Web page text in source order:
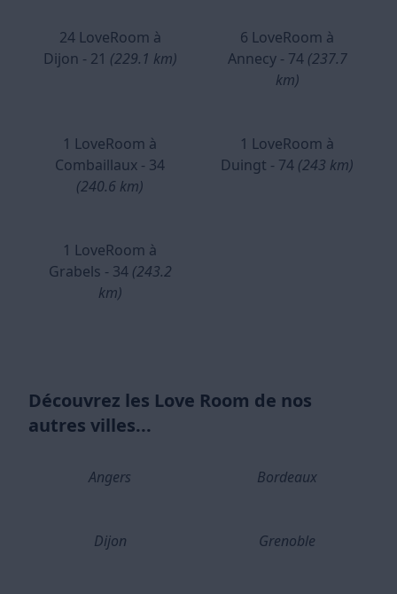
24 LoveRoom à
Dijon - 21 (229.1 km)
6 LoveRoom à
Annecy - 74 (237.7
km)
1 LoveRoom à
Combaillaux - 34
(240.6 km)
1 LoveRoom à
Duingt - 74 (243 km)
1 LoveRoom à
Grabels - 34 (243.2
km)
Découvrez les Love Room de nos
autres villes...
Angers Bordeaux
Dijon Grenoble